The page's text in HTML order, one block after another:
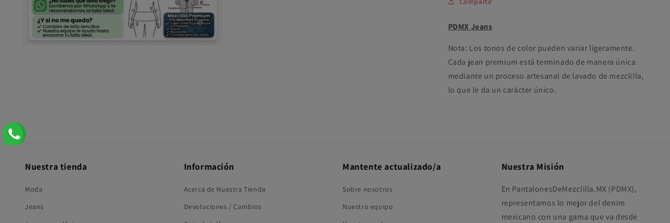
PDMX Jeans
Nota: Los tonos de color pueden variar ligeramente.
Cada jean premium está terminado de manera única
mediante un proceso artesanal de lavado de mezclilla,
lo que le da un carácter único.
Nuestra tienda
Moda
Jeans
Información
Acerca de Nuestra Tienda
Devoluciones / Cambios
Mantente actualizado/a
Sobre nosotros
Nuestro equipo
Nuestra Misión
En PantalonesDeMezclilla.MX (PDMX),
representamos lo mejor del denim
mexicano con una gama que va desde